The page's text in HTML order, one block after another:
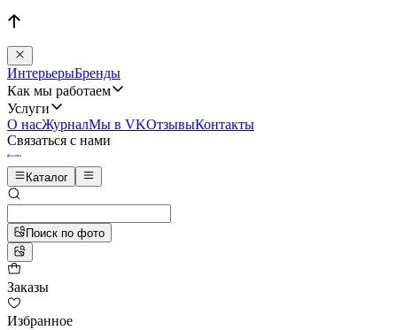
ИнтерьерыБренды
Как мы работаем
Услуги
О насЖурналМы в VKОтзывыКонтакты
Связаться с нами
Каталог
Поиск по фото
Заказы
Избранное